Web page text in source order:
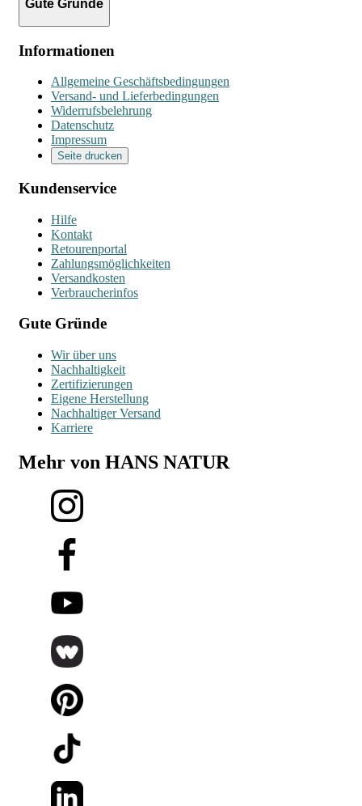
Gute Gründe
Informationen
Allgemeine Geschäftsbedingungen
Versand- und Lieferbedingungen
Widerrufsbelehrung
Datenschutz
Impressum
Seite drucken
Kundenservice
Hilfe
Kontakt
Retourenportal
Zahlungsmöglichkeiten
Versandkosten
Verbraucherinfos
Gute Gründe
Wir über uns
Nachhaltigkeit
Zertifizierungen
Eigene Herstellung
Nachhaltiger Versand
Karriere
Mehr von HANS NATUR